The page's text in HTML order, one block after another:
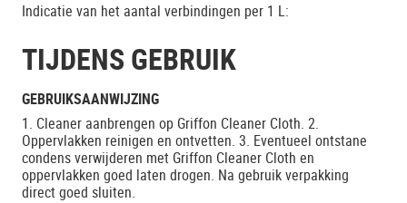
Indicatie van het aantal verbindingen per 1 L:
TIJDENS GEBRUIK
GEBRUIKSAANWIJZING
1. Cleaner aanbrengen op Griffon Cleaner Cloth. 2.
Oppervlakken reinigen en ontvetten. 3. Eventueel ontstane
condens verwijderen met Griffon Cleaner Cloth en
oppervlakken goed laten drogen. Na gebruik verpakking
direct goed sluiten.